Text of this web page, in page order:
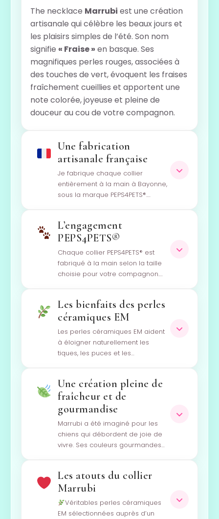
The necklace Marrubi est une création
artisanale qui célèbre les beaux jours et
les plaisirs simples de l’été. Son nom
signifie « Fraise » en basque. Ses
magnifiques perles rouges, associées à
des touches de vert, évoquent les fraises
fraîchement cueillies et apportent une
note colorée, joyeuse et pleine de
douceur au cou de votre compagnon.
Une fabrication
artisanale française
Je fabrique chaque collier
entièrement à la main à Bayonne,
sous la marque PEPS4PETS®.…
L’engagement
PEPS4PETS®
Chaque collier PEPS4PETS® est
fabriqué à la main selon la taille
choisie pour votre compagnon.…
Les bienfaits des perles
céramiques EM
Les perles céramiques EM aident
à éloigner naturellement les
tiques, les puces et les…
Une création pleine de
fraîcheur et de
gourmandise
Marrubi a été imaginé pour les
chiens qui débordent de joie de
vivre. Ses couleurs gourmandes…
Les atouts du collier
Marrubi
Véritables perles céramiques
EM sélectionnées auprès d’un